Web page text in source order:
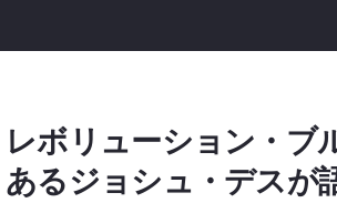
レボリューション・ブ
あるジョシュ・デスが